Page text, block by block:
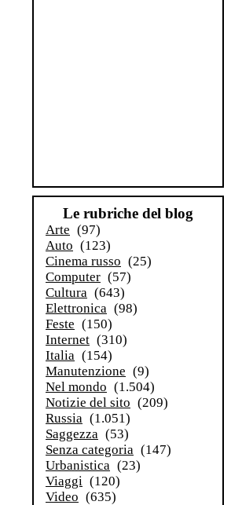
Le rubriche del blog
Arte (97)
Auto (123)
Cinema russo (25)
Computer (57)
Cultura (643)
Elettronica (98)
Feste (150)
Internet (310)
Italia (154)
Manutenzione (9)
Nel mondo (1.504)
Notizie del sito (209)
Russia (1.051)
Saggezza (53)
Senza categoria (147)
Urbanistica (23)
Viaggi (120)
Video (635)